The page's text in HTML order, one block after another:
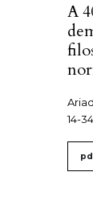
A
14-34